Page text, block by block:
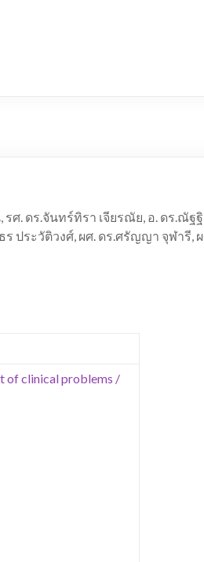
ศ. ดร.จันทร์ทิรา เจียรณัย, อ. ดร.ณัฐ
ประวัติวงศ์, ผศ. ดร.ศรัญญา จุฬารี,
of clinical problems /